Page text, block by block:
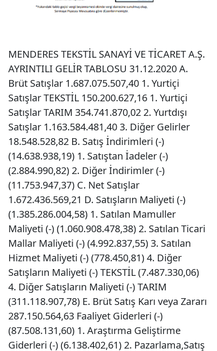
MENDERES TEKSTİL SANAYİ VE TİCARET A.Ş.
AYRINTILI GELİR TABLOSU 31.12.2020 A.
Brüt Satışlar 1.687.075.507,40 1. Yurtiçi
Satışlar TEKSTİL 150.200.627,16 1. Yurtiçi
Satışlar TARIM 354.741.870,02 2. Yurtdışı
Satışlar 1.163.584.481,40 3. Diğer Gelirler
18.548.528,82 B. Satış İndirimleri (-)
(14.638.938,19) 1. Satıştan İadeler (-)
(2.884.990,82) 2. Diğer İndirimler (-)
(11.753.947,37) C. Net Satışlar
1.672.436.569,21 D. Satışların Maliyeti (-)
(1.385.286.004,58) 1. Satılan Mamuller
Maliyeti (-) (1.060.908.478,38) 2. Satılan Ticari
Mallar Maliyeti (-) (4.992.837,55) 3. Satılan
Hizmet Maliyeti (-) (778.450,81) 4. Diğer
Satışların Maliyeti (-) TEKSTİL (7.487.330,06)
4. Diğer Satışların Maliyeti (-) TARIM
(311.118.907,78) E. Brüt Satış Karı veya Zararı
287.150.564,63 Faaliyet Giderleri (-)
(87.508.131,60) 1. Araştırma Geliştirme
Giderleri (-) (6.138.402,61) 2. Pazarlama,Satış